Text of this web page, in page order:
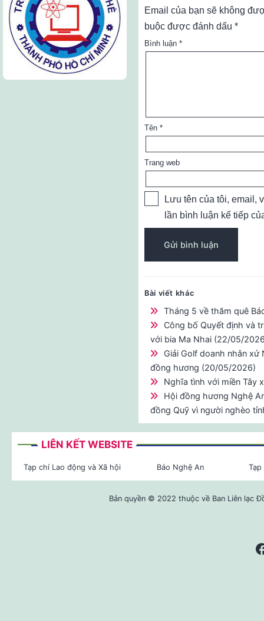
Email của bạn sẽ không
buộc được đánh dấu *
Bình luận *
Tên *
Trang web
Lưu tên của tôi, email,
lần bình luận kế tiếp
Bài viết khác
Tháng 5 về thăm quê
Công bố Quyết định và
với bia Ma Nhai (22/05/
Giải Golf doanh nhân
đồng hương (20/05/2026)
Nghĩa tình với miền Tây
Hội đồng hương Nghệ
đồng Quỹ vì người nghèo
LIÊN KẾT WEBSITE
Tạp chí Lao động và Xã hội Báo Nghệ An
Bản quyền © 2022 thuộc về Ban Liên lạc